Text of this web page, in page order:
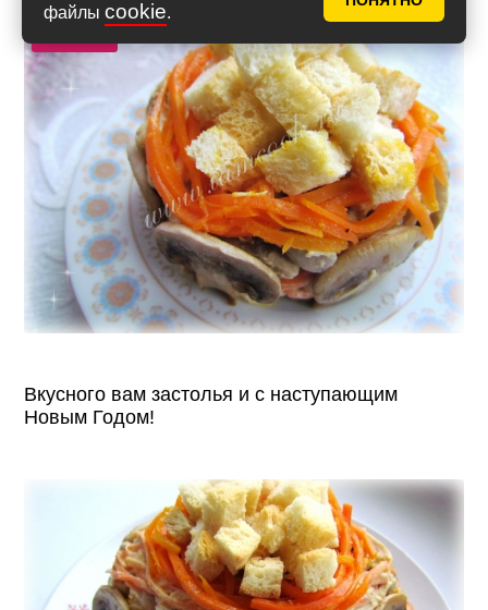
файлы cookie.
Фото 12
Вкусного вам застолья и с наступающим
Новым Годом!